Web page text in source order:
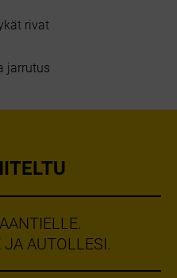
rivat
jarrutus
AUTOLLESI.